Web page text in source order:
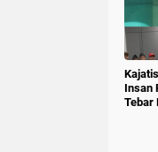
Insan
Tebar